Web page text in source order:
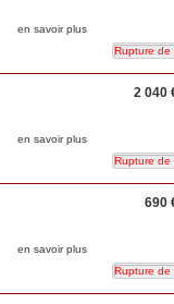
en savoir plus
en savoir plus
2 040
en savoir plus
690